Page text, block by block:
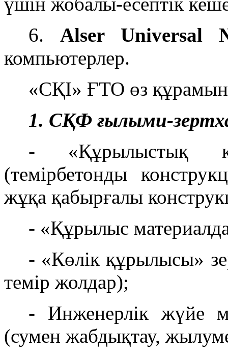
6. Alser
компьютерлер.
«СҚІ» ҒТО өз
1. СҚФ ғылыми-
- «Құрылыстық
(темірбетонды
жұқа қабырғалы
- «Құрылыс
- «Көлік құрылысы»
темір жолдар);
- Инженерлік жүйе
(сумен жабдықтау,